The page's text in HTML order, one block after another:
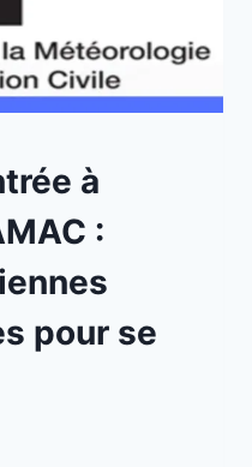
à
:
pour se